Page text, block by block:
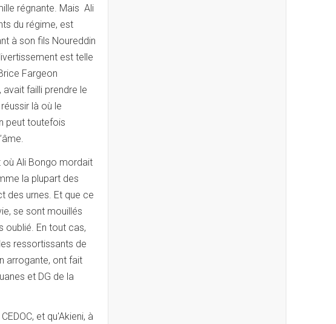
régnante. Mais Ali
du régime, est
à son fils Noureddin
est telle
Fargeon
avait failli prendre le
là où le
peut toutefois
où Ali Bongo mordait
la plupart des
des urnes. Et que ce
se sont mouillés
oublié. En tout cas,
ressortissants de
arrogante, ont fait
et DG de la
et qu'Akieni, à